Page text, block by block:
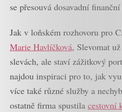
se přesouvá dosavadní
Jak v loňském rozhovoru pro
Marie Havlíčková, Slevomat
slevách, ale staví zážitkový
najdou inspiraci pro to, jak
více také různé služby a
ostatně firma spustila cestovní